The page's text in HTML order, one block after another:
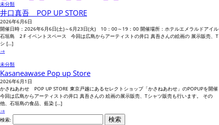
未分類
井口真吾 POP UP STORE
2026年6月6日
開催日時：2026年6月6日(土)～6月23日(火) 10：00～19：00 開催場所：ホテルエメラルドアイル
石垣島 2Ｆイベントスペース 今回は広島からアーティストの井口 真吾さんの絵画の 展示販売、T
シ […]
→
未分類
Kasaneawase Pop up Store
2026年6月1日
かさねあわせ POP UP STORE 東京戸越にあるセレクトショップ「かさねあわせ」のPOPUPを開催
今回は広島からアーティストの井口 真吾さんの 絵画の展示販売、Tシャツ販売も行います。 その
他、石垣島の食品、藍染 […]
→
検索: